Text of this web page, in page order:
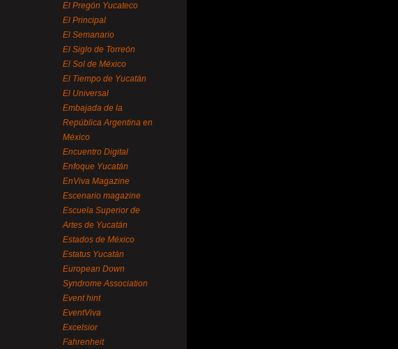
El Pregón Yucateco
El Principal
El Semanario
El Siglo de Torreón
El Sol de México
El Tiempo de Yucatán
El Universal
Embajada de la
República Argentina en
México
Encuentro Digital
Enfoque Yucatán
EnViva Magazine
Escenario magazine
Escuela Superior de
Artes de Yucatán
Estados de México
Estatus Yucatán
European Down
Syndrome Association
Event hint
EventViva
Excelsior
Fahrenheit